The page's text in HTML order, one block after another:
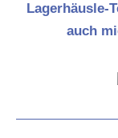
Lagerhäusle-
auch